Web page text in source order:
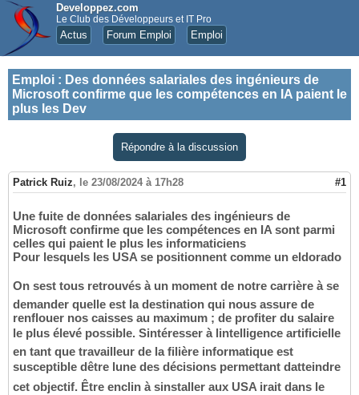
Developpez.com
Le Club des Développeurs et IT Pro
Actus Forum Emploi Emploi
Emploi : Des données salariales des ingénieurs de
Microsoft confirme que les compétences en IA paient le
plus les Dev
Répondre à la discussion
Patrick Ruiz, le 23/08/2024 à 17h28 #1
Une fuite de données salariales des ingénieurs de
Microsoft confirme que les compétences en IA sont parmi
celles qui paient le plus les informaticiens
Pour lesquels les USA se positionnent comme un eldorado
On sest tous retrouvés à un moment de notre carrière à se
demander quelle est la destination qui nous assure de
renflouer nos caisses au maximum ; de profiter du salaire
le plus élevé possible. Sintéresser à lintelligence artificielle
en tant que travailleur de la filière informatique est
susceptible dêtre lune des décisions permettant datteindre
cet objectif. Être enclin à sinstaller aux USA irait dans le